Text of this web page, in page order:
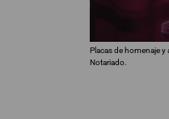
Placas de homenaje
Notariado.